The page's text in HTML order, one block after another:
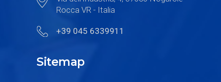
Rocca VR - Italia
+39 045 6339911
Sitemap